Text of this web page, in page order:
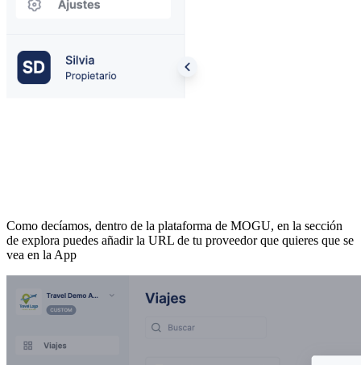
Como decíamos, dentro de la plataforma de MOGU, en la sección
de explora puedes añadir la URL de tu proveedor que quieres que se
vea en la App